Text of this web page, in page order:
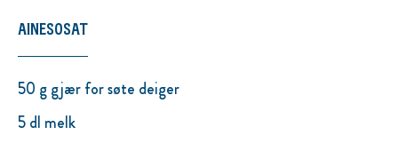
AINESOSAT
50 g gjær for søte deiger
5 dl melk